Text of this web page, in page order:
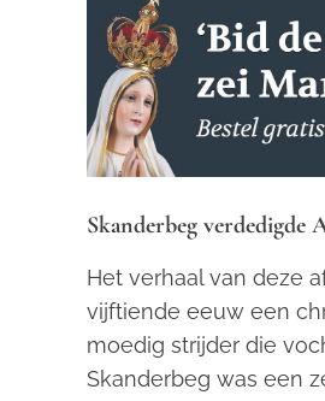
Skanderbeg verdedigde
Het verhaal van deze
vijftiende eeuw een
moedig strijder die
Skanderbeg was een